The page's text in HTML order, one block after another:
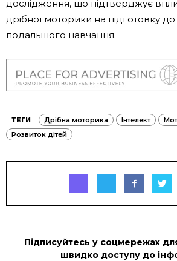
дослідження, що підтверджує
дрібної моторики на підготовку
подальшого навчання.
ТЕГИ Дрібна моторика Інтелект
Розвиток дітей
Підписуйтесь у соцмережах
швидко доступу до